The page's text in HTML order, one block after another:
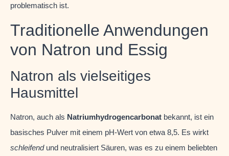
problematisch ist.
Traditionelle Anwendungen
von Natron und Essig
Natron als vielseitiges
Hausmittel
Natron, auch als Natriumhydrogencarbonat bekannt, ist ein
basisches Pulver mit einem pH-Wert von etwa 8,5. Es wirkt
schleifendund neutralisiert Säuren, was es zu einem beliebten